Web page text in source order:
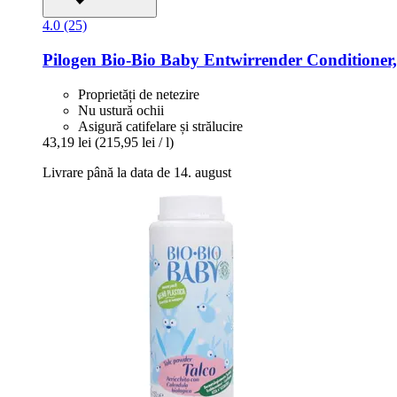
4.0 (25)
Pilogen Bio-​Bio Baby Entwirrender
Proprietăți de netezire
Nu ustură ochii
Asigură catifelare și strălucire
43,19 lei (215,95 lei / l)
Livrare până la data de 14. august